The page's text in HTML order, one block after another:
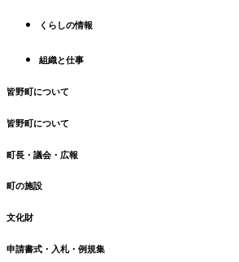
くらしの情報
組織と仕事
皆野町について
皆野町について
町長・議会・広報
町の施設
文化財
申請書式・入札・例規集